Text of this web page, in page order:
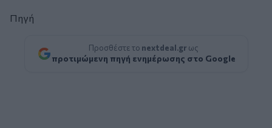
Πηγή
Προσθέστε το nextdeal.gr ως
προτιμώμενη πηγή ενημέρωσης στο Google